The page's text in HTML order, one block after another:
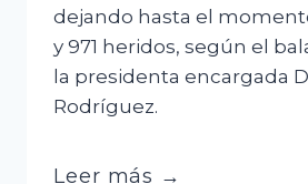
dejando hasta el
y 971 heridos, según el
la presidenta encargada
Rodríguez.
Leer más →
Terremotos